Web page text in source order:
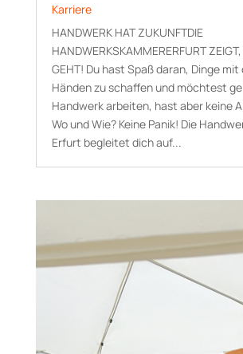
Karriere
HANDWERK HAT ZUKUNFTDIE
HANDWERKSKAMMERERFURT ZEIGT,
GEHT! Du hast Spaß daran, Dinge
Händen zu schaffen und möchtest
Handwerk arbeiten, hast aber keine
Wo und Wie? Keine Panik! Die
Erfurt begleitet dich auf...